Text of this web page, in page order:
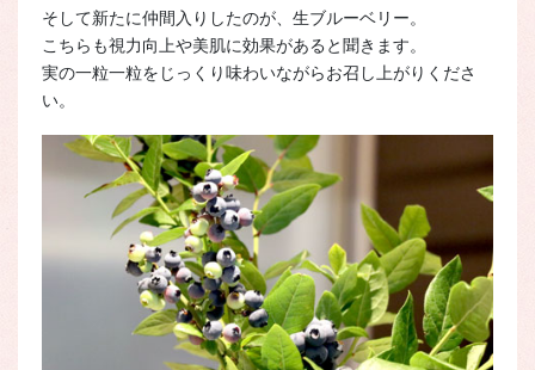
そして新たに仲間入りしたのが、生ブルーベリー。
こちらも視力向上や美肌に効果があると聞きます。
実の一粒一粒をじっくり味わいながらお召し上がりくださ
い。